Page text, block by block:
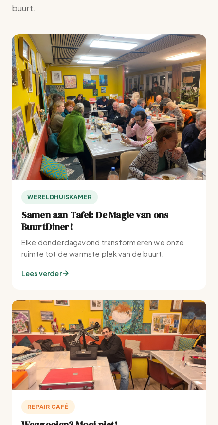
buurt.
WERELDHUISKAMER
Samen aan Tafel: De Magie van ons
BuurtDiner!
Elke donderdagavond transformeren we onze
ruimte tot de warmste plek van de buurt.
Lees verder
REPAIR CAFÉ